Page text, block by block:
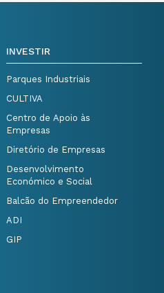
INVESTIR
Parques Industriais
CULTIVA
Centro de Apoio às
Empresas
Diretório de Empresas
Desenvolvimento
Económico e Social
Balcão do Empreendedor
ADI
GIP